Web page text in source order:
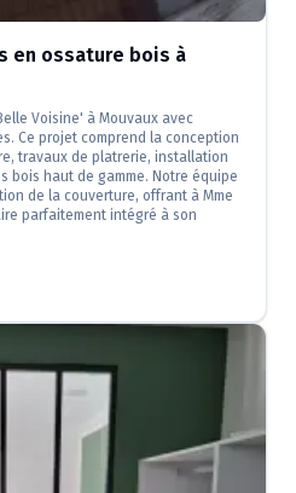
en ossature bois à
Voisine' à Mouvaux avec
Ce projet comprend la conception
travaux de platrerie, installation
bois haut de gamme. Notre équipe
de la couverture, offrant à Mme
parfaitement intégré à son